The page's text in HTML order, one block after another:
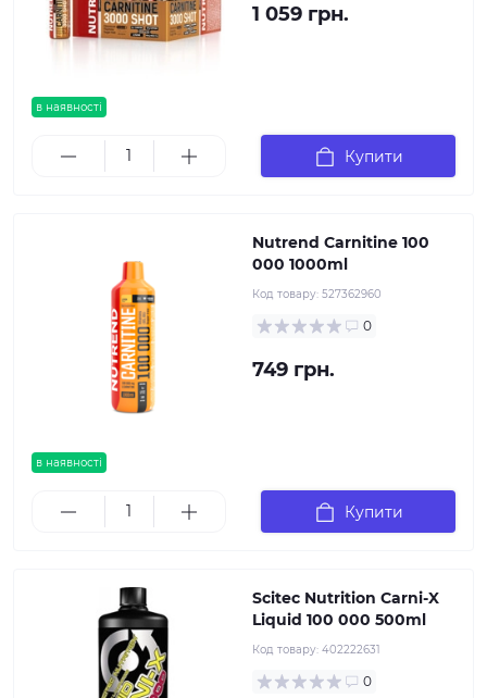
в наявності
1 059 грн.
Купити
в наявності
Nutrend Carnitine 100
000 1000ml
Код товару: 527362960
0
749 грн.
Купити
Scitec Nutrition Carni-X
Liquid 100 000 500ml
Код товару: 402222631
0